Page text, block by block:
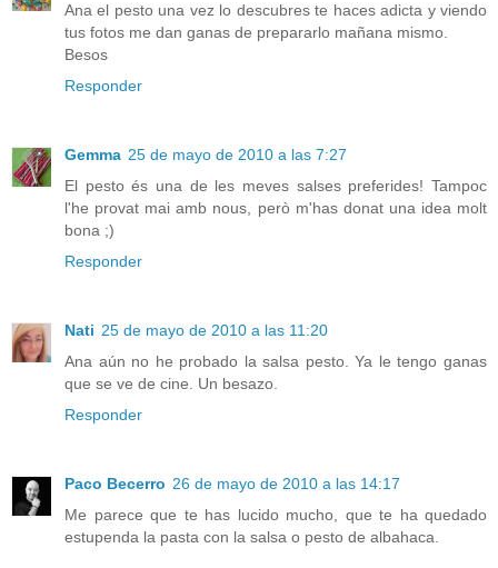
Ana el pesto una vez lo descubres te haces adicta y viendo
tus fotos me dan ganas de prepararlo mañana mismo.
Besos
Responder
Gemma 25 de mayo de 2010 a las 7:27
El pesto és una de les meves salses preferides! Tampoc
l'he provat mai amb nous, però m'has donat una idea molt
bona ;)
Responder
Nati 25 de mayo de 2010 a las 11:20
Ana aún no he probado la salsa pesto. Ya le tengo ganas
que se ve de cine. Un besazo.
Responder
Paco Becerro 26 de mayo de 2010 a las 14:17
Me parece que te has lucido mucho, que te ha quedado
estupenda la pasta con la salsa o pesto de albahaca.